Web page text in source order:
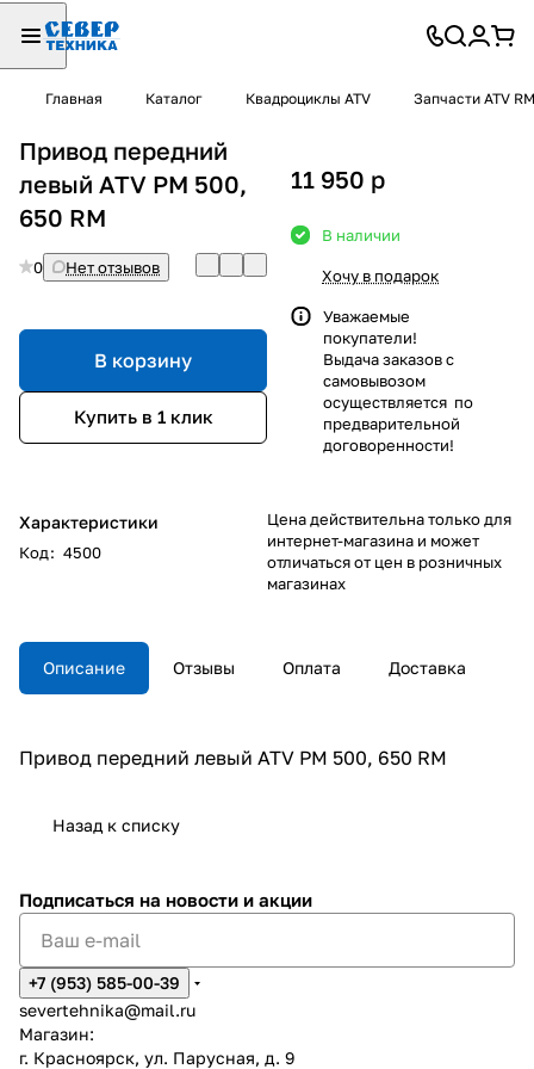
Главная Каталог Квадроциклы ATV Запчасти ATV
Привод передний
левый ATV РМ 500,
650 RM
0 Нет отзывов
В корзину
Купить в 1 клик
Характеристики
Код: 4500
11 950 p
В наличии
Хочу в подарок
Уважаемые
покупатели!
Выдача заказов с
самовывозом
осуществляется по
предварительной
договоренности!
Цена действительна только для
интернет-магазина и может
отличаться от цен в розничных
магазинах
Описание Отзывы Оплата Доставка
Привод передний левый ATV РМ 500, 650 RM
Назад к списку
Подписаться на новости и акции
+7 (953) 585-00-39
severtehnika@mail.ru
Магазин:
г. Красноярск, ул. Парусная, д. 9